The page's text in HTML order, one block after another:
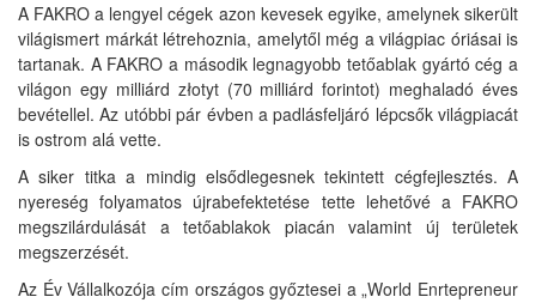
A FAKRO a lengyel cégek azon kevesek egyike, amelynek sikerült
világismert márkát létrehoznia, amelytől még a világpiac óriásai is
tartanak. A FAKRO a második legnagyobb tetőablak gyártó cég a
világon egy milliárd złotyt (70 milliárd forintot) meghaladó éves
bevétellel. Az utóbbi pár évben a padlásfeljáró lépcsők világpiacát
is ostrom alá vette.
A siker titka a mindig elsődlegesnek tekintett cégfejlesztés. A
nyereség folyamatos újrabefektetése tette lehetővé a FAKRO
megszilárdulását a tetőablakok piacán valamint új területek
megszerzését.
Az Év Vállalkozója cím országos győztesei a „World Enrtepreneur